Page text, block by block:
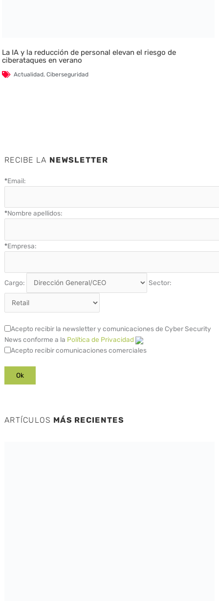
La IA y la reducción de personal elevan el riesgo de
ciberataques en verano
Actualidad,Ciberseguridad
RECIBE LA NEWSLETTER
*Email:
*Nombre apellidos:
*Empresa:
Cargo: Sector:
Acepto recibir la newsletter y comunicaciones de Cyber Security
News conforme a la Política de Privacidad
Acepto recibir comunicaciones comerciales
ARTÍCULOS MÁS RECIENTES